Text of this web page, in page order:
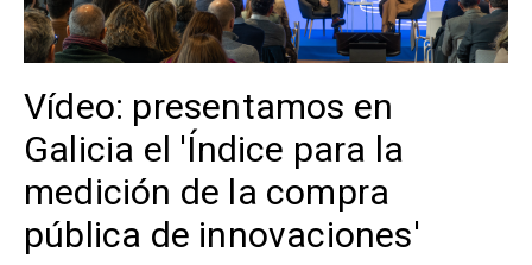
Vídeo: presentamos en
Galicia el 'Índice para la
medición de la compra
pública de innovaciones'